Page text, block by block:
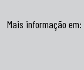
Mais informação em: